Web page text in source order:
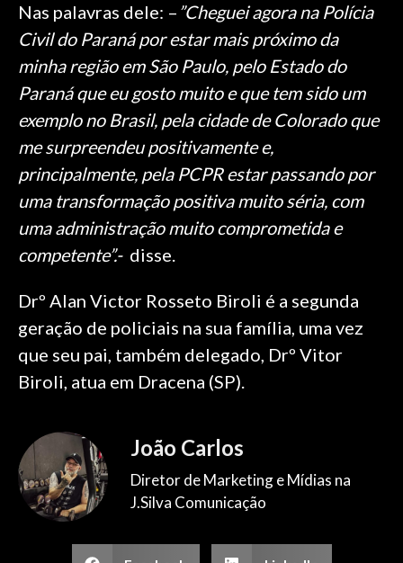
Nas palavras dele: – ”Cheguei agora na Polícia
Civil do Paraná por estar mais próximo da
minha região em São Paulo, pelo Estado do
Paraná que eu gosto muito e que tem sido um
exemplo no Brasil, pela cidade de Colorado que
me surpreendeu positivamente e,
principalmente, pela PCPR estar passando por
uma transformação positiva muito séria, com
uma administração muito comprometida e
competente”.- disse.
Drº Alan Victor Rosseto Biroli é a segunda
geração de policiais na sua família, uma vez
que seu pai, também delegado, Drº Vitor
Biroli, atua em Dracena (SP).
João Carlos
Diretor de Marketing e Mídias na
J.Silva Comunicação